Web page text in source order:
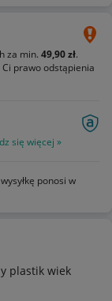
za min. 49,90 zł.
prawo odstąpienia
się więcej »
ponosi w
plastik wiek